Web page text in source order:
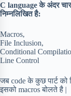
C language के अंदर
निम्नलिखित है:
Macros,
File Inclusion,
Conditional
Line Control
जब code के कुछ पार्ट को
इसको macros बोलते है |